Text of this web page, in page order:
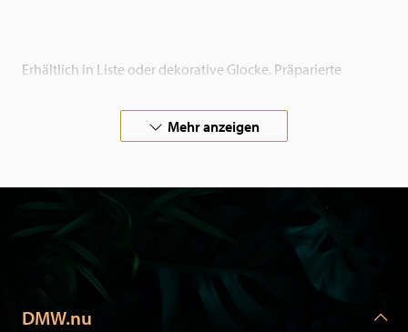
Erhältlich in Liste oder dekorative Glocke. Präparierte
In Zusammenarbeit mit Schmetterlingsfarmen auf der
ganzen Welt, garantieren Wir gerechtfertigte
Mehr anzeigen
DMW.nu